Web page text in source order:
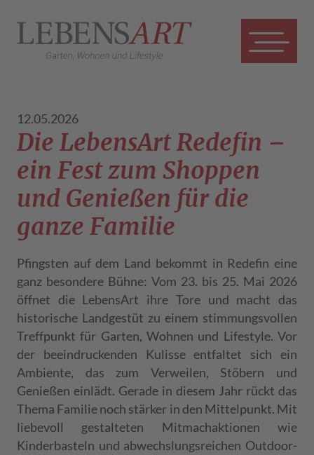
12.05.2026
Die LebensArt Redefin –
ein Fest zum Shoppen
und Genießen für die
ganze Familie
Pfingsten auf dem Land bekommt in Redefin eine
ganz besondere Bühne: Vom 23. bis 25. Mai 2026
öffnet die LebensArt ihre Tore und macht das
historische Landgestüt zu einem stimmungsvollen
Treffpunkt für Garten, Wohnen und Lifestyle. Vor
der beeindruckenden Kulisse entfaltet sich ein
Ambiente, das zum Verweilen, Stöbern und
Genießen einlädt. Gerade in diesem Jahr rückt das
Thema Familie noch stärker in den Mittelpunkt. Mit
liebevoll gestalteten Mitmachaktionen wie
Kinderbasteln und abwechslungsreichen Outdoor-